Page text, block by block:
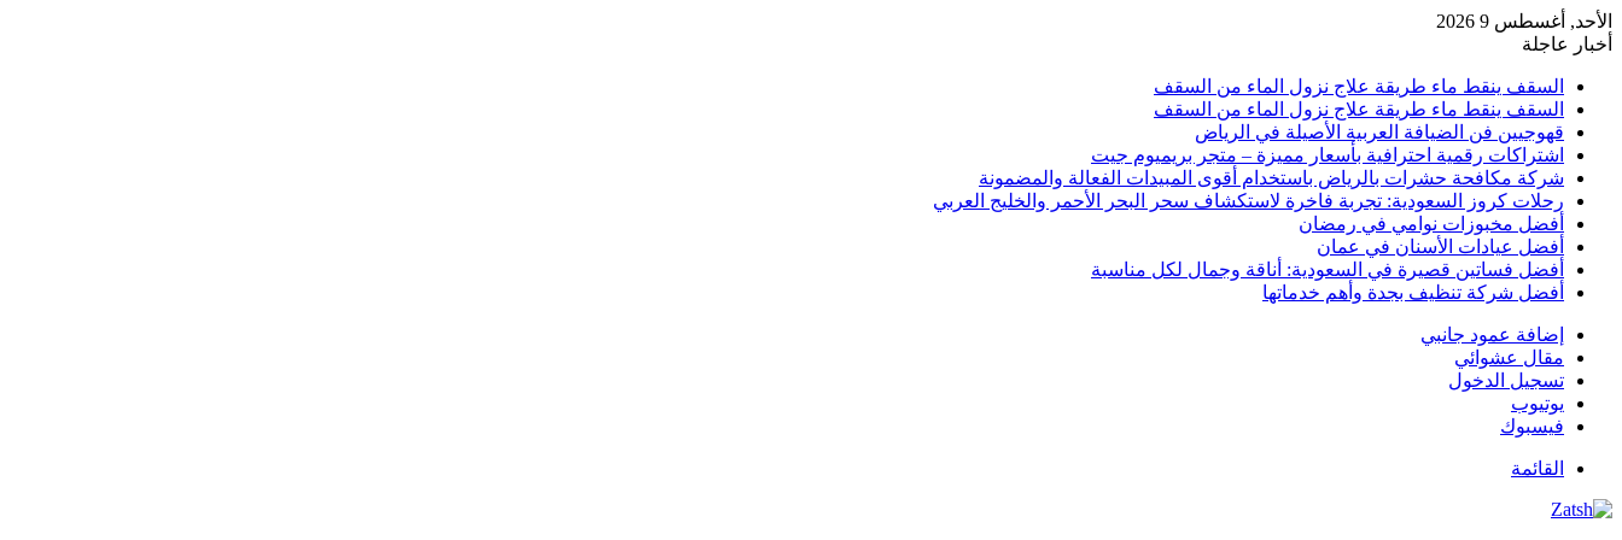
الأحد, أغسطس 9 2026
أخبار عاجلة
السقف ينقط ماء طريقة علاج نزول الماء من السقف
السقف ينقط ماء طريقة علاج نزول الماء من السقف
قهوجيين فن الضيافة العربية الأصيلة في الرياض
اشتراكات رقمية احترافية بأسعار مميزة – متجر بريميوم جيت
شركة مكافحة حشرات بالرياض باستخدام أقوى المبيدات الفعالة والمضمونة
رحلات كروز السعودية: تجربة فاخرة لاستكشاف سحر البحر الأحمر والخليج العربي
أفضل مخبوزات نوامي في رمضان
أفضل عيادات الأسنان في عمان
أفضل فساتين قصيرة في السعودية: أناقة وجمال لكل مناسبة
أفضل شركة تنظيف بجدة وأهم خدماتها
إضافة عمود جانبي
مقال عشوائي
تسجيل الدخول
يوتيوب
فيسبوك
القائمة